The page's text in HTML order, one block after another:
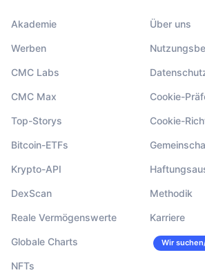
Akademie
Werben
CMC Labs
CMC Max
Top-Storys
Bitcoin-ETFs
Krypto-API
DexScan
Reale Vermögenswerte
Globale Charts
NFTs
Über uns
Cookie-
Cookie-
Methodik
Karriere
Wir